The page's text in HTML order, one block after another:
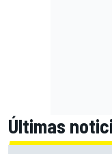
Últimas